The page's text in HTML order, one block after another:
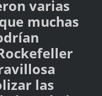
varias
muchas
las